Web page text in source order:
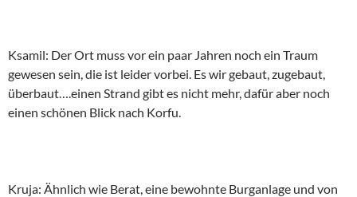
Ksamil: Der Ort muss vor ein paar Jahren noch ein Traum
gewesen sein, die ist leider vorbei. Es wir gebaut, zugebaut,
überbaut….einen Strand gibt es nicht mehr, dafür aber noch
einen schönen Blick nach Korfu.
Kruja: Ähnlich wie Berat, eine bewohnte Burganlage und von